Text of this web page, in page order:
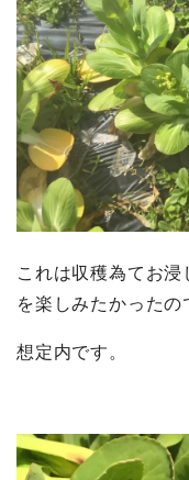
これは収穫為てお
を楽しみたかったの
想定内です。